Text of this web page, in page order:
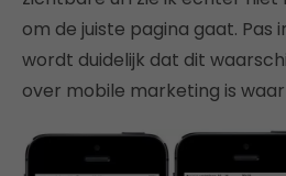
om de juiste pagina gaat. Pas
wordt duidelijk dat dit
over mobile marketing is